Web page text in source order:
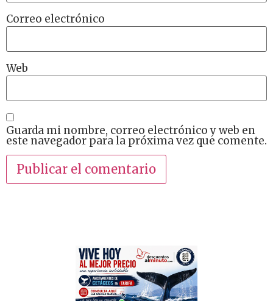
Correo electrónico
Web
Guarda mi nombre, correo electrónico y web en
este navegador para la próxima vez que comente.